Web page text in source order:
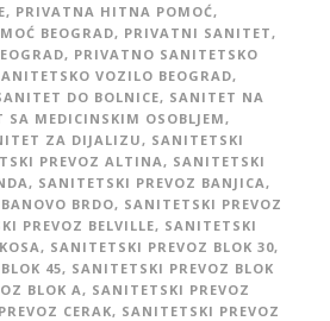
, PRIVATNA HITNA POMOĆ,
BEOGRAD, PRIVATNI SANITET ,
, PRIVATNO SANITETSKO
VOZILO BEOGRAD,
DO BOLNICE, SANITET NA
SA MEDICINSKIM OSOBLJEM ,
ZA DIJALIZU , SANITETSKI
PREVOZ ALTINA , SANITETSKI
, SANITETSKI PREVOZ BANJICA ,
BRDO, SANITETSKI PREVOZ
PREVOZ BELVILLE, SANITETSKI
, SANITETSKI PREVOZ BLOK 30,
45, SANITETSKI PREVOZ BLOK
BLOK A , SANITETSKI PREVOZ
CERAK, SANITETSKI PREVOZ